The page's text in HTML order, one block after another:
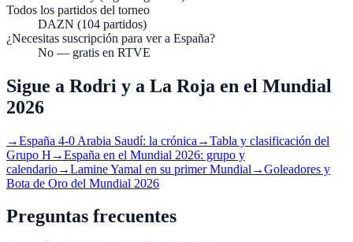
Todos los partidos del torneo
DAZN (104 partidos)
¿Necesitas suscripción para ver a España?
No — gratis en RTVE
Sigue a Rodri y a La Roja en el Mundial
2026
→España 4-0 Arabia Saudí: la crónica →Tabla y clasificación del
Grupo H →España en el Mundial 2026: grupo y
calendario→Lamine Yamal en su primer Mundial →Goleadores y
Bota de Oro del Mundial 2026
Preguntas frecuentes